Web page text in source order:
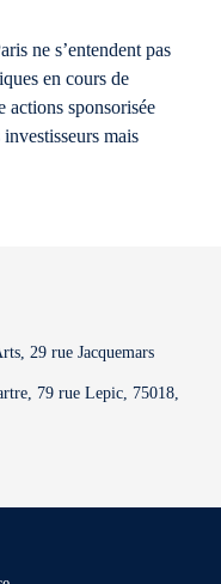
ne s’entendent pas
en cours de
actions sponsorisée
mais
29 rue Jacquemars
79 rue Lepic, 75018,